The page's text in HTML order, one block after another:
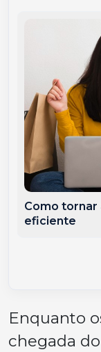
Como tornar
eficiente
Enquanto
chegada